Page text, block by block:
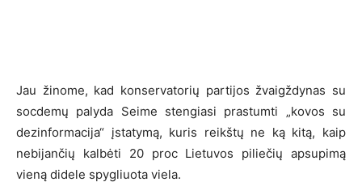
Jau žinome, kad konservatorių partijos žvaigždynas su
socdemų palyda Seime stengiasi prastumti „kovos su
dezinformacija“ įstatymą, kuris reikštų ne ką kitą, kaip
nebijančių kalbėti 20 proc Lietuvos piliečių apsupimą
vieną didele spygliuota viela.